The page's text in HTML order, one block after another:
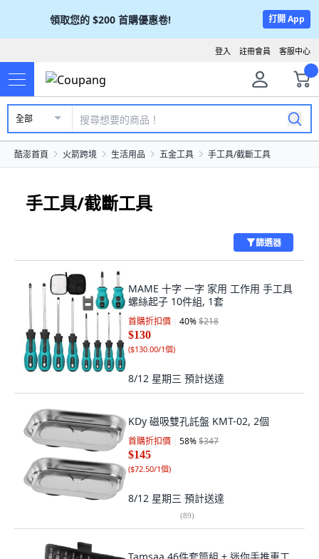
領取您的 $200 首購優惠卷! 打開 App
客服中心
註冊會員
登入
全部
酷澎首頁 火箭跨境 生活用品 五金工具 手工具/截斷工具
手工具/截斷工具
篩選器
MAME 十字 一字 家用 工作用 手工具
螺絲起子 10件組, 1套
首購折扣價 40%$218
$130
($130.00/1個)
8/12 星期三 預計送達
KDy 磁吸雙孔託盤 KMT-02, 2個
首購折扣價 58%$347
$145
($72.50/1個)
8/12 星期三 預計送達
(89)